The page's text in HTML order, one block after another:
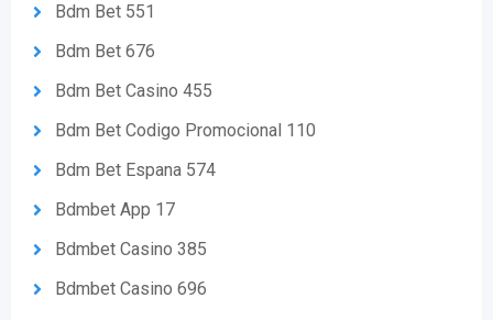
Bdm Bet 551
Bdm Bet 676
Bdm Bet Casino 455
Bdm Bet Codigo Promocional 110
Bdm Bet Espana 574
Bdmbet App 17
Bdmbet Casino 385
Bdmbet Casino 696